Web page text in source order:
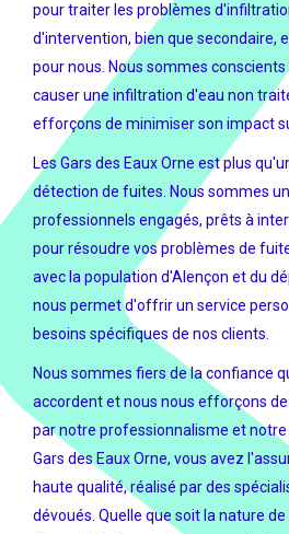
pour traiter les problèmes
d'intervention, bien que secondaire,
pour nous. Nous sommes
causer une infiltration d'eau non
efforçons de minimiser son impact
Les Gars des Eaux Orne est plus
détection de fuites. Nous sommes
professionnels engagés, prêts à
pour résoudre vos problèmes de
avec la population d'Alençon et du
nous permet d'offrir un service
besoins spécifiques de nos clients.
Nous sommes fiers de la confiance
accordent et nous nous efforçons
par notre professionnalisme et
Gars des Eaux Orne, vous avez
haute qualité, réalisé par des
dévoués. Quelle que soit la nature